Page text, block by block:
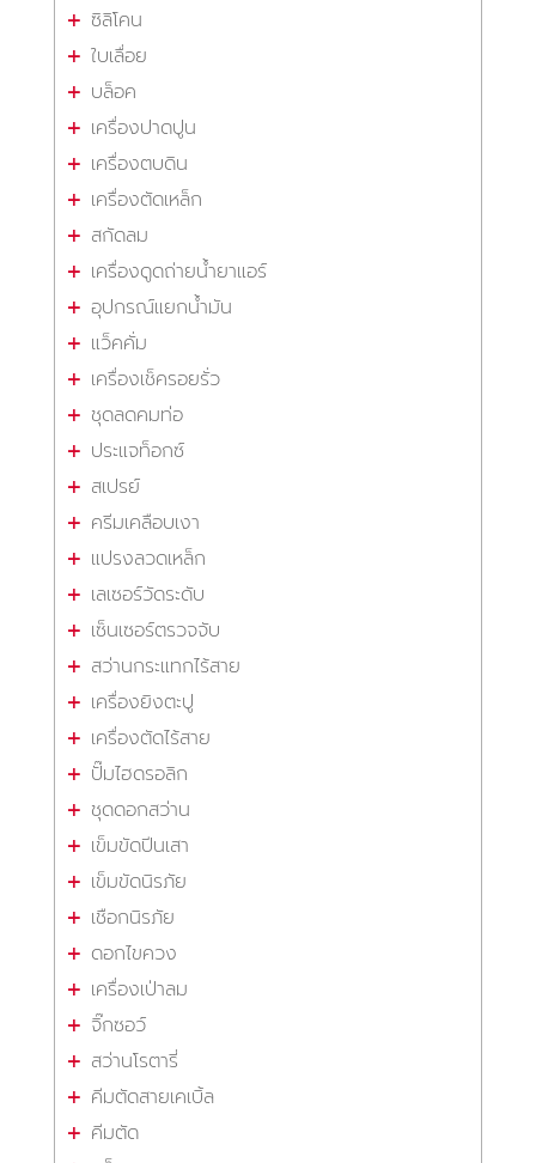
ซิลิโคน
ใบเลื่อย
บล็อค
เครื่องปาดปูน
เครื่องตบดิน
เครื่องตัดเหล็ก
สกัดลม
เครื่องดูดถ่ายน้ำยาแอร์
อุปกรณ์แยกน้ำมัน
แว็คคั่ม
เครื่องเช็ครอยรั่ว
ชุดลดคมท่อ
ประแจท็อกซ์
สเปรย์
ครีมเคลือบเงา
แปรงลวดเหล็ก
เลเซอร์วัดระดับ
เซ็นเซอร์ตรวจจับ
สว่านกระแทกไร้สาย
เครื่องยิงตะปู
เครื่องตัดไร้สาย
ปั๊มไฮดรอลิก
ชุดดอกสว่าน
เข็มขัดปีนเสา
เข็มขัดนิรภัย
เชือกนิรภัย
ดอกไขควง
เครื่องเป่าลม
จิ๊กซอว์
สว่านโรตารี่
คีมตัดสายเคเบิ้ล
คีมตัด